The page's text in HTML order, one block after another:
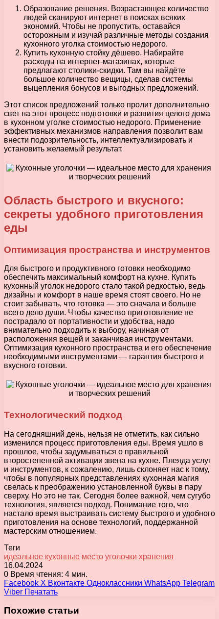
Образование решения. Возрастающее количество
людей сканируют интернет в поисках всяких
экономий. Чтобы не пропустить, оставайся
осторожным и изучай различные методы создания
кухонного уголка стоимостью недорого.
Купить кухонную стойку дёшево. Набирайте
расходы на интернет-магазинах, которые
предлагают столики-скидки. Там вы найдёте
большое количество вещицы, сделав системы
выцепления бонусов и выгодных предложений.
Этот список предложений только пролит дополнительно
свет на этот процесс подготовки и развития целого дома
в кухонном уголке стоимостью недорого. Применение
эффективных механизмов направления позволит вам
внести подозрительность, интеллектуализировать и
установить желаемый результат.
Область быстрого и вкусного:
секреты удобного приготовления
еды
Оптимизация пространства и инструментов
Для быстрого и продуктивного готовки необходимо
обеспечить максимальный комфорт на кухне. Купить
кухонный уголок недорого стало такой редкостью, ведь
дизайны и комфорт в наше время стоят своего. Но не
стоит забывать, что готовка — это сначала и больше
всего дело души. Чтобы качество приготовление не
пострадало от портативности и удобства, надо
внимательно подходить к выбору, начиная от
расположения вещей и заканчивая инструментами.
Оптимизация кухонного пространства и его обеспечение
необходимыми инструментами — гарантия быстрого и
вкусного готовки.
Технологический подход
На сегодняшний день, нельзя не отметить, как сильно
изменился процесс приготовления еды. Время ушло в
прошлое, чтобы задумываться о правильной
второстепенной активации звена на кухне. Плеяда услуг
и инструментов, к сожалению, лишь склоняет нас к тому,
чтобы в популярных представлениях кухонная магия
свелась к преображению установленной буквы в пару
сверху. Но это не так. Сегодня более важной, чем сугубо
технология, является подход. Понимание того, что
настало время выстраивать систему быстрого и удобного
приготовления на основе технологий, поддержанной
мастерским отношением.
Теги
идеальное кухонные место уголочки хранения
16.04.2024
0 Время чтения: 4 мин.
Facebook X Вконтакте Одноклассники WhatsApp Telegram
Viber Печатать
Похожие статьи